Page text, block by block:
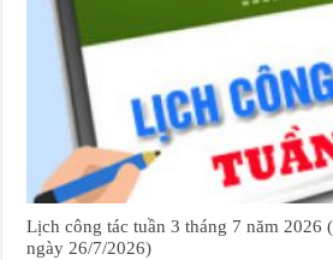
Lịch công tác tuần 3 tháng 7 năm 2026
ngày 26/7/2026)